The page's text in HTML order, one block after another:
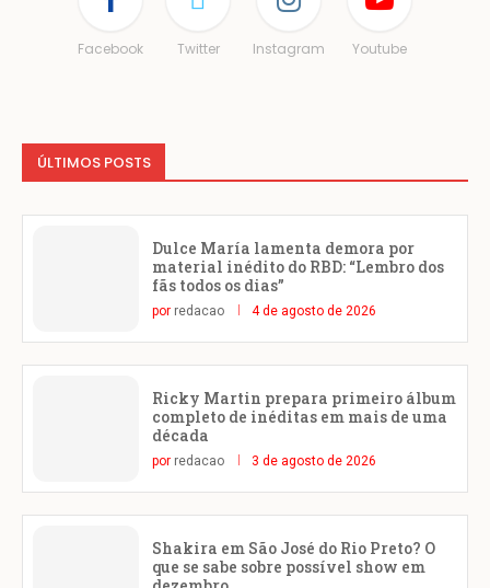
Facebook Twitter Instagram Youtube
ÚLTIMOS POSTS
Dulce María lamenta demora por
material inédito do RBD: “Lembro dos
fãs todos os dias”
por redacao 4 de agosto de 2026
Ricky Martin prepara primeiro álbum
completo de inéditas em mais de uma
década
por redacao 3 de agosto de 2026
Shakira em São José do Rio Preto? O
que se sabe sobre possível show em